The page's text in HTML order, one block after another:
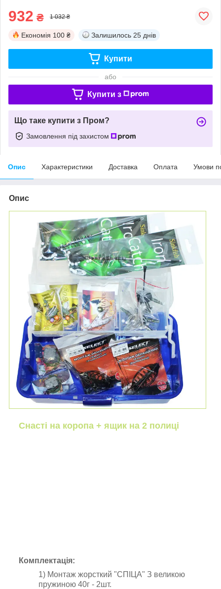
932 ₴ 1 032 ₴
Економія 100 ₴ Залишилось 25 днів
Купити
або
Купити з
Що таке купити з Пром?
Замовлення під захистом
Опис Характеристики Доставка Оплата Умови
Опис
Снасті на коропа + ящик на 2 полиці
Комплектація:
1) Монтаж жорсткий "СПІЦА" З великою
пружиною 40г - 2шт.